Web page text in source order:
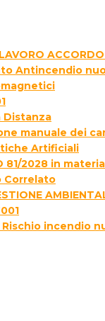
Antincendio
Distanza
manuale dei
Artificiali
81/2028 in
Correlato
Rischio incendio